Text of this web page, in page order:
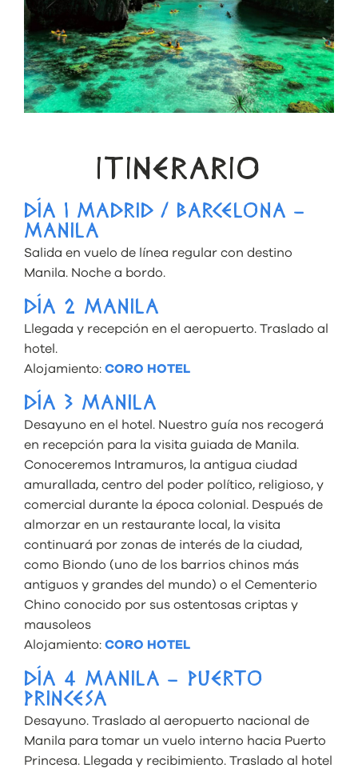
ITINERARIO
DÍA 1 MADRID / BARCELONA –
MANILA
Salida en vuelo de línea regular con destino
Manila. Noche a bordo.
DÍA 2 MANILA
Llegada y recepción en el aeropuerto. Traslado al
hotel.
Alojamiento: CORO HOTEL
DÍA 3 MANILA
Desayuno en el hotel. Nuestro guía nos recogerá
en recepción para la visita guiada de Manila.
Conoceremos Intramuros, la antigua ciudad
amurallada, centro del poder político, religioso, y
comercial durante la época colonial. Después de
almorzar en un restaurante local, la visita
continuará por zonas de interés de la ciudad,
como Biondo (uno de los barrios chinos más
antiguos y grandes del mundo) o el Cementerio
Chino conocido por sus ostentosas criptas y
mausoleos
Alojamiento: CORO HOTEL
DÍA 4 MANILA – PUERTO
PRINCESA
Desayuno. Traslado al aeropuerto nacional de
Manila para tomar un vuelo interno hacia Puerto
Princesa. Llegada y recibimiento. Traslado al hotel